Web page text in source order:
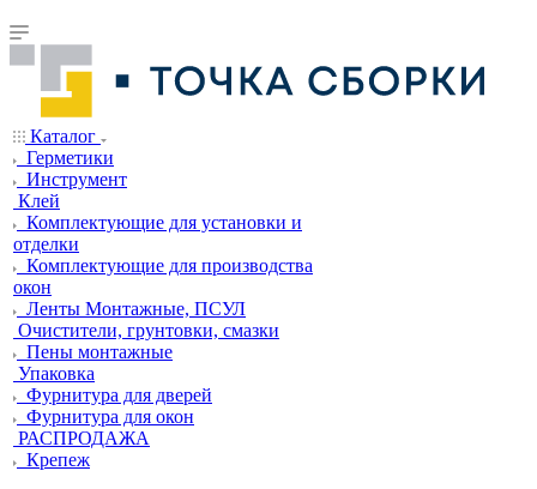
Каталог
Герметики
Инструмент
Клей
Комплектующие для установки и
отделки
Комплектующие для производства
окон
Ленты Монтажные, ПСУЛ
Очистители, грунтовки, смазки
Пены монтажные
Упаковка
Фурнитура для дверей
Фурнитура для окон
РАСПРОДАЖА
Крепеж